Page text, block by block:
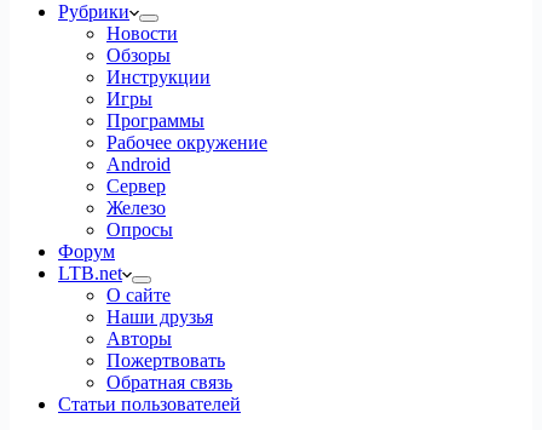
Рубрики
Новости
Обзоры
Инструкции
Игры
Программы
Рабочее окружение
Android
Сервер
Железо
Опросы
Форум
LTB.net
О сайте
Наши друзья
Авторы
Пожертвовать
Обратная связь
Статьи пользователей